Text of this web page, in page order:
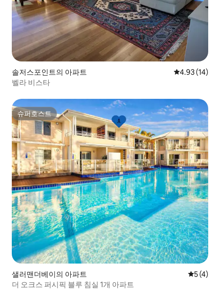
솔저스포인트의 아파트 평점 4.93점
4.93 (14)
벨라 비스타
슈퍼호스트
슈퍼호스트
샐러맨더베이의 아파트 평점 5점
5 (4)
더 오크스 퍼시픽 블루 침실 1개 아파트